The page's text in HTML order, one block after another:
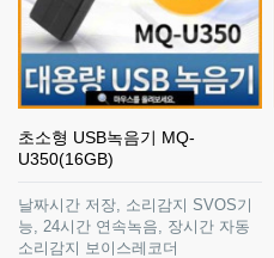
초소형 USB녹음기 MQ-
U350(16GB)
날짜시간 저장, 소리감지 SVOS기
능, 24시간 연속녹음, 장시간 자동
소리감지 보이스레코더